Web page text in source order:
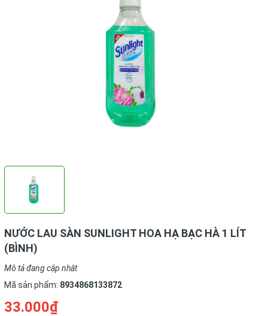
NƯỚC LAU SÀN SUNLIGHT HOA HẠ BẠC HÀ 1 LÍT
(BÌNH)
Mô tả đang cập nhật
Mã sản phẩm: 8934868133872
33.000₫